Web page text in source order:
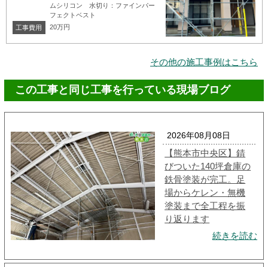
ムシリコン 水切り：ファインパー
フェクトベスト
工事費用
20万円
その他の施工事例はこちら
この工事と同じ工事を行っている現場ブログ
2026年08月08日
【熊本市中央区】錆
びついた140坪倉庫の
鉄骨塗装が完工。足
場からケレン・無機
塗装まで全工程を振
り返ります
続きを読む